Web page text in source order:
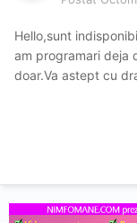
Hello,sunt
am programari deja
doar.Va astept cu